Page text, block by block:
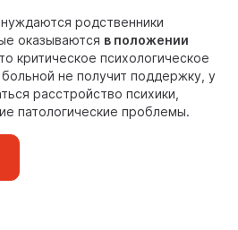
родственники
оказываются в положении
критическое психологическое
не получит поддержку, у
расстройство психики,
патологические проблемы.